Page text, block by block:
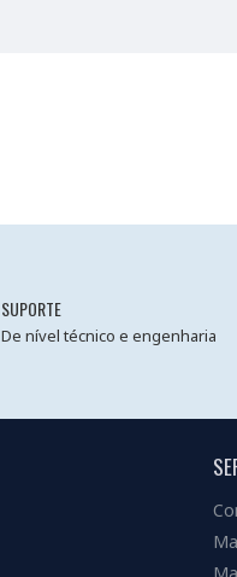
SUPORTE
De nível técnico e engenharia